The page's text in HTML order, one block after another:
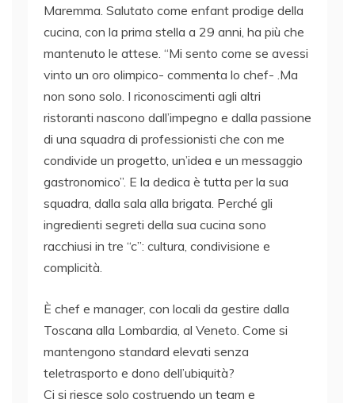
Maremma. Salutato come enfant prodige della
cucina, con la prima stella a 29 anni, ha più che
mantenuto le attese. “Mi sento come se avessi
vinto un oro olimpico- commenta lo chef- .Ma
non sono solo. I riconoscimenti agli altri
ristoranti nascono dall’impegno e dalla passione
di una squadra di professionisti che con me
condivide un progetto, un’idea e un messaggio
gastronomico”. E la dedica è tutta per la sua
squadra, dalla sala alla brigata. Perché gli
ingredienti segreti della sua cucina sono
racchiusi in tre “c”: cultura, condivisione e
complicità.
È chef e manager, con locali da gestire dalla
Toscana alla Lombardia, al Veneto. Come si
mantengono standard elevati senza
teletrasporto e dono dell’ubiquità?
Ci si riesce solo costruendo un team e